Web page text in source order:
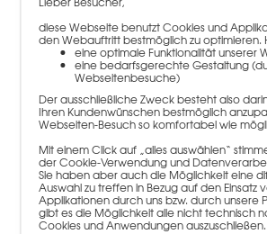
gekauft haben,
auch
diese Webseite benutzt Cookies und
den Webauftritt bestmöglich zu optimieren.
eine optimale Funktionalität unserer
eine bedarfsgerechte Gestaltung
Webseitenbesuche)
Der ausschließliche Zweck besteht also
Ihren Kundenwünschen bestmöglich
Webseiten-Besuch so komfortabel wie
Mit einem Click auf „alles auswählen“
der Cookie-Verwendung und
Sie haben aber auch die Möglichkeit eine
Auswahl zu treffen in Bezug auf den Einsatz
Applikationen durch uns bzw. durch unsere
gibt es die Möglichkeit alle nicht technisch
Cookies und Anwendungen auszuschließen.